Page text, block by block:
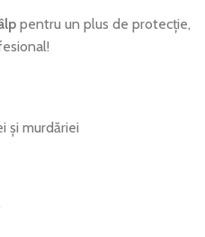
pentru un plus de protecție,
și murdăriei